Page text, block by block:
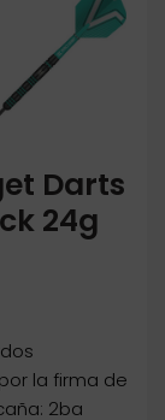
Darts
24g
la firma de
2ba